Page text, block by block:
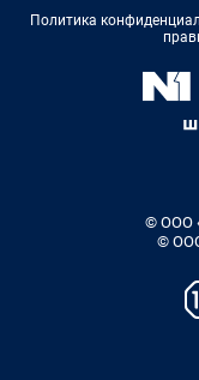
Политика
© ООО
©